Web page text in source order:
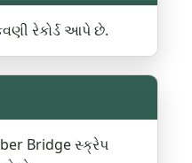
રેકોર્ડ આપે છે.
Bridge સ્ક્રેપ